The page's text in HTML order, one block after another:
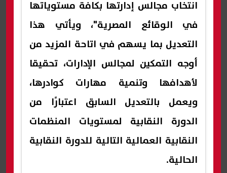
انتخاب مجالس إدارتها بكافة مستوياتها
في الوقائع المصرية"، ويأتي هذا
التعديل بما يسهم في اتاحة المزيد من
أوجه التمكين لمجالس الإدارات، تحقيقا
لأهدافها وتنمية مهارات كوادرها،
ويعمل بالتعديل السابق اعتبارًا من
الدورة النقابية لمستويات المنظمات
النقابية العمالية التالية للدورة النقابية
الحالية.